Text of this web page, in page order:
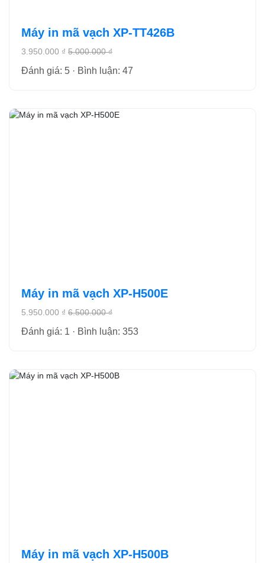
Máy in mã vạch XP-TT426B
3.950.000 ₫ 5.000.000 ₫
Đánh giá: 5 · Bình luận: 47
Máy in mã vạch XP-H500E
5.950.000 ₫ 6.500.000 ₫
Đánh giá: 1 · Bình luận: 353
Máy in mã vạch XP-H500B